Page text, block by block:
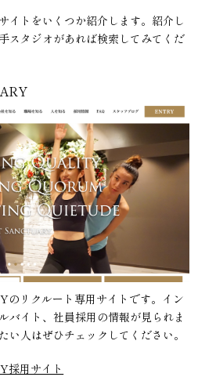
イトをいくつか紹介します。紹介し
スタジオがあれば検索してみてくだ
リクルート専用サイトです。イン
バイト、社員採用の情報が見られま
い人はぜひチェックしてください。
用サイト